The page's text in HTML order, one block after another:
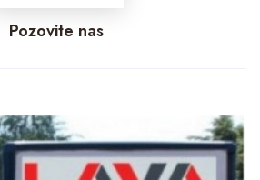
Pozovite nas